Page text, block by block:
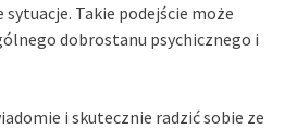
sytuacje. Takie podejście może
dobrostanu psychicznego i
i skutecznie radzić sobie ze